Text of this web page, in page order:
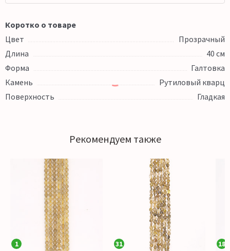
Коротко о товаре
Цвет
Прозрачный
Длина
40 см
Форма
Галтовка
Камень
Рутиловый кварц
Поверхность
Гладкая
Рекомендуем также
1 31 18